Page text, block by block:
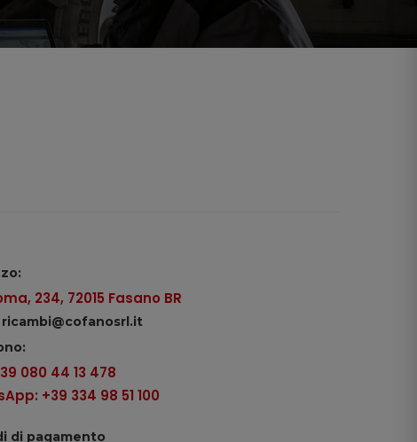
234, 72015 Fasano BR
ricambi@cofanosrl.it
080 44 13 478
+39 334 98 51 100
di pagamento